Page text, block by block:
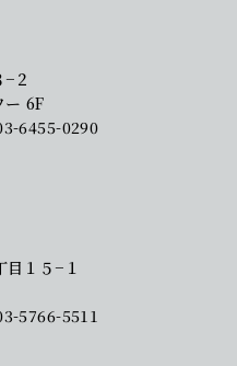
２
ー 6F
6455-0290
１５−１
5766-5511